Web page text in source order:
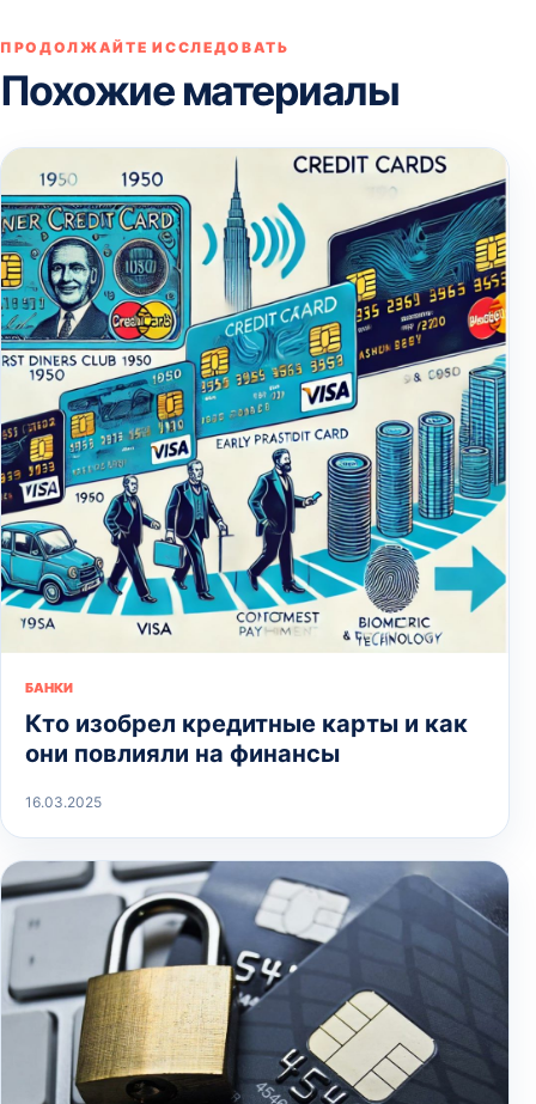
ПРОДОЛЖАЙТЕ ИССЛЕДОВАТЬ
Похожие материалы
БАНКИ
Кто изобрел кредитные карты и как
они повлияли на финансы
16.03.2025